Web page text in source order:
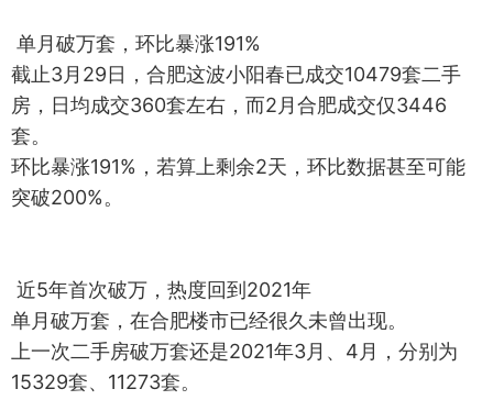
单月破万套，环比暴涨191%
截止3月29日，合肥这波小阳春已成交10479套二手
房，日均成交360套左右，而2月合肥成交仅3446
套。
环比暴涨191%，若算上剩余2天，环比数据甚至可能
突破200%。
近5年首次破万，热度回到2021年
单月破万套，在合肥楼市已经很久未曾出现。
上一次二手房破万套还是2021年3月、4月，分别为
15329套、11273套。